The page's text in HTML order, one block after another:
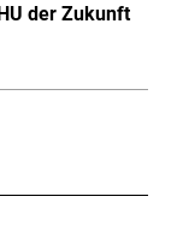
der Zukunft